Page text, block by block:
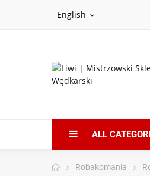
English
ALL
Robakomania